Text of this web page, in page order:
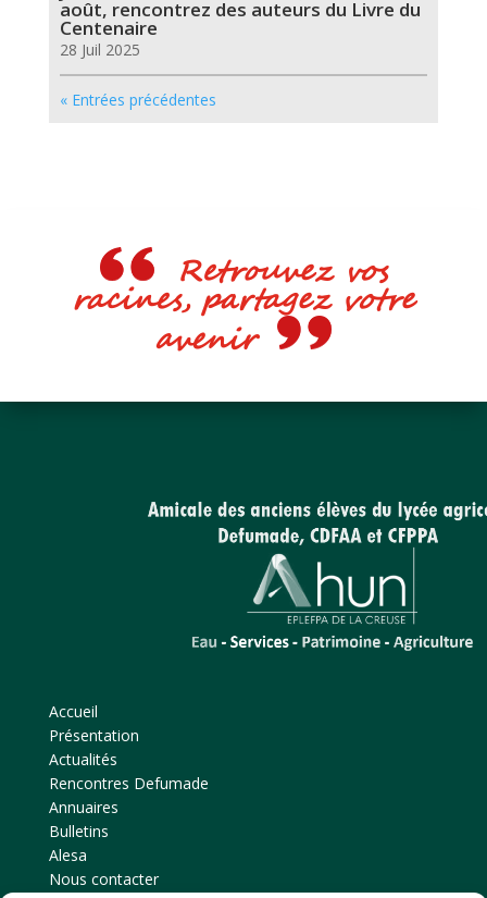
août, rencontrez des auteurs du Livre du
Centenaire
28 Juil 2025
« Entrées précédentes
Retrouvez vos
racines, partagez votre
avenir
Accueil
Présentation
Actualités
Rencontres Defumade
Annuaires
Bulletins
Alesa
Nous contacter